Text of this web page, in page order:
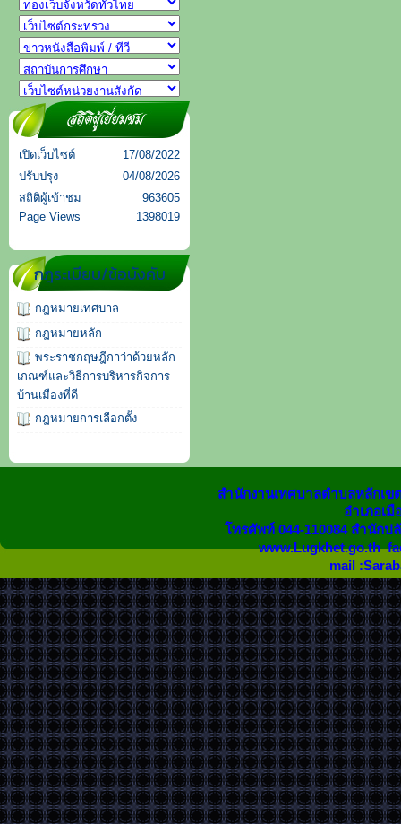
เปิดเว็บไซต์
17/08/2022
ปรับปรุง
04/08/2026
สถิติผู้เข้าชม
963605
Page Views
1398019
กฎระเบียบ/ข้อบังคับ
กฎหมายเทศบาล
กฎหมายหลัก
พระราชกฤษฎีกาว่าด้วยหลัก
เกณฑ์และวิธีการบริหารกิจการ
บ้านเมืองที่ดี
กฎหมายการเลือกตั้ง
สำนักงานเทศบาลตำบลหลักเ
อำเภอเ
โทรศัพท์ 044-110084 สำนักป
www.Lugkhet.go.th
mail